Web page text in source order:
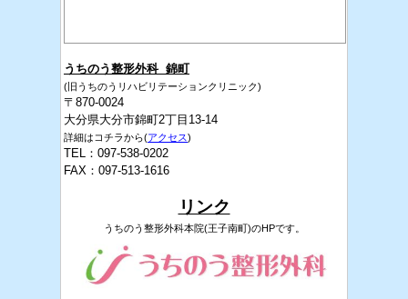
うちのう整形外科 錦町
(旧うちのうリハビリテーションクリニック)
〒870-0024
大分県大分市錦町2丁目13-14
詳細はコチラから(アクセス)
TEL：097-538-0202
FAX：097-513-1616
リンク
うちのう整形外科本院(王子南町)のHPです。